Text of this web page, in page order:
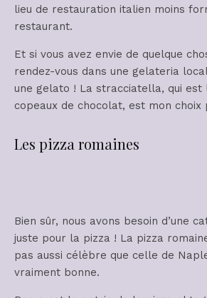
lieu de restauration italien moins
restaurant.
Et si vous avez envie de quelque
rendez-vous dans une gelateria
une gelato ! La stracciatella, qui est
copeaux de chocolat, est mon choix
Les pizza romaines
Bien sûr, nous avons besoin d’une
juste pour la pizza ! La pizza
pas aussi célèbre que celle de
vraiment bonne.